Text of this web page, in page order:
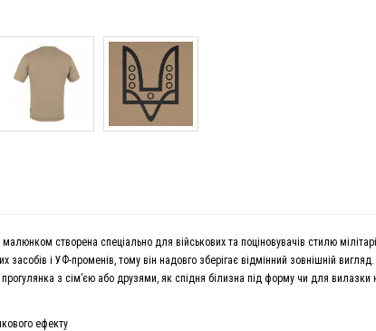
створена спеціально для військових та поціновувачів стилю
засобів і УФ-променів, тому він надовго зберігає відмінний зовнішній
прогулянка з сім’єю або друзями, як спідня білизна під форму чи для вилазки
ефекту